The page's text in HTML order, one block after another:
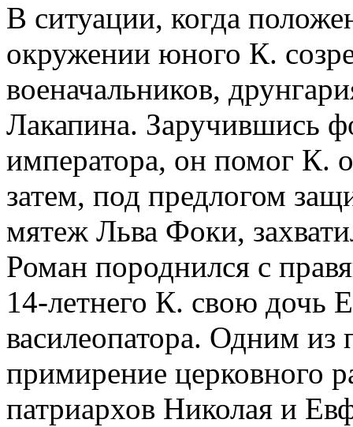
В ситуации, когда
окружении юного К.
военачальников,
Лакапина. Заручившись
императора, он помог К.
затем, под предлогом
мятеж Льва Фоки,
Роман породнился с
14-летнего К. свою дочь
василеопатора. Одним из
примирение церковного
патриархов Николая и